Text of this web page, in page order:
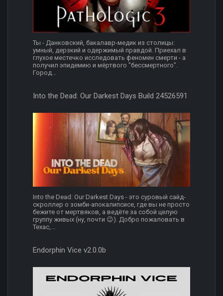
Ты - Данковский, бакалавр-медик из столицы:
умный, дерзкий и одержимый правдой. Приехал в
глухое местечко исследовать феномен смерти - а
получил эпидемию и мёртвого "бессмертного".
Город...
Into the Dead: Our Darkest Days Build 24526591
Into the Dead: Our Darkest Days - это суровый сайд-
скроллер о зомби-апокалипсисе, где вы не просто
бежите от мертвяков, а ведёте за собой целую
группу живых (ну, почти 😉). Добро пожаловать в
Техас,...
Endorphin Vice v2.0.0b